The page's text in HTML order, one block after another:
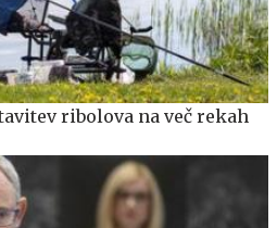
ribolova na več rekah